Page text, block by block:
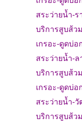
สระว่ายน้ำ-ร
บริการสูบส้วม
เกรอะ-ดูดบ่อ
สระว่ายน้ำ-ล
บริการสูบส้วม
เกรอะ-ดูดบ่อ
สระว่ายน้ำ-วั
บริการสูบส้วม